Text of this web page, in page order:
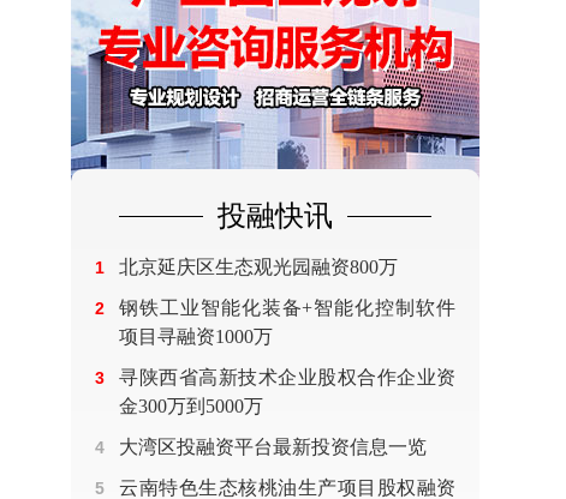
投融快讯
1 北京延庆区生态观光园融资800万
2
钢铁工业智能化装备+智能化控制软件
项目寻融资1000万
3
寻陕西省高新技术企业股权合作企业资
金300万到5000万
4 大湾区投融资平台最新投资信息一览
5
云南特色生态核桃油生产项目股权融资